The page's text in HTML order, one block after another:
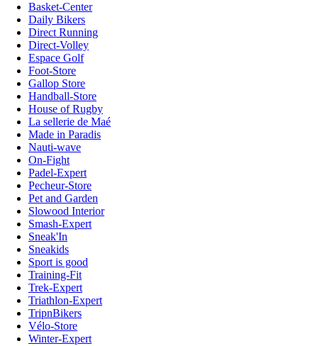
Basket-Center
Daily Bikers
Direct Running
Direct-Volley
Espace Golf
Foot-Store
Gallop Store
Handball-Store
House of Rugby
La sellerie de Maé
Made in Paradis
Nauti-wave
On-Fight
Padel-Expert
Pecheur-Store
Pet and Garden
Slowood Interior
Smash-Expert
Sneak'In
Sneakids
Sport is good
Training-Fit
Trek-Expert
Triathlon-Expert
TripnBikers
Vélo-Store
Winter-Expert